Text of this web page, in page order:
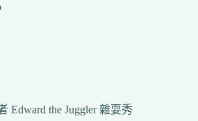
Edward the Juggler 雜耍秀